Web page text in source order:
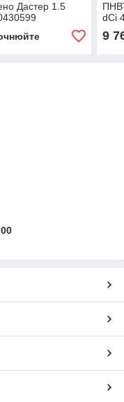
Дастер 1.5
dCi
9